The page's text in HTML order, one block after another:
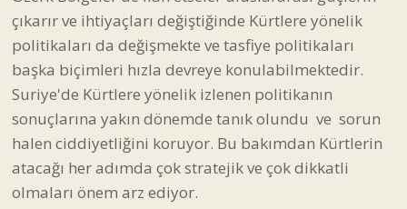
atacağı her adımda çok stratejik ve çok dikkatli
olmaları önem arz ediyor.
Birincisi, Uluslararası güçlerle kuracakları ilişki
somut denetlenebilir her türlü olasılığın
konuşulduğu tartışıldığı bir biçimde olması gerekir.
Tarhan’daki rejimin Kürtlere yönelik askeri ve tasfiye
politikalarının kesintisiz devam edeceği kesindir. Bu
nedenle Kürtlerden destek isteyen uluslararası